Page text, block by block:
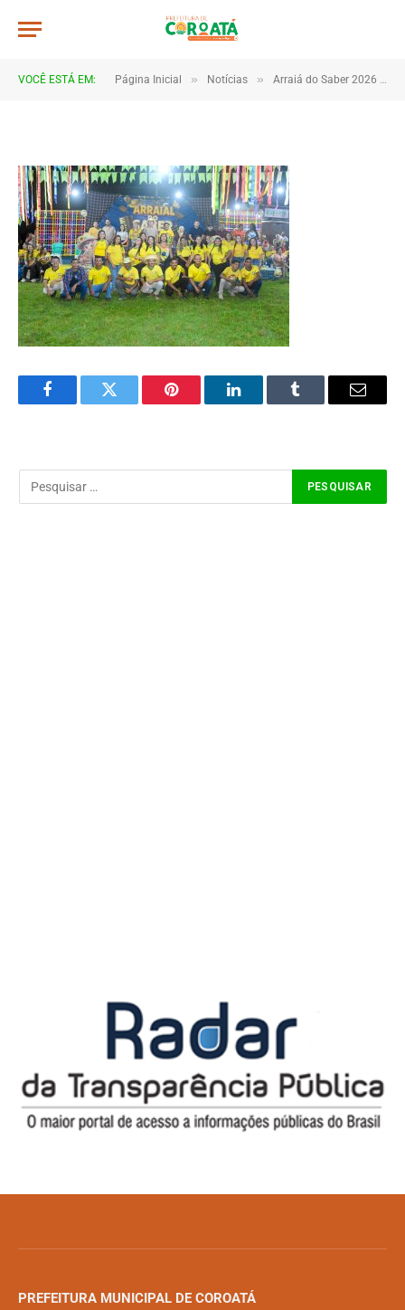
VOCÊ ESTÁ EM: Página Inicial » Notícias » Arraiá do Saber 2026 tem início no Macropolo Pau de Estopa com celebração da cultura e da educação
DSC_5487
FacebookTwitter Pinterest LinkedInTumblr Email
PREFEITURA MUNICIPAL DE COROATÁ